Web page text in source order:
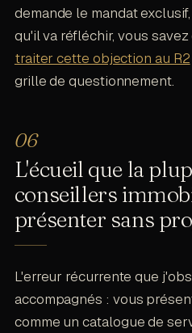
demande le mandat
qu'il va réfléchir, vous
traiter cette objection au R2
grille de questionnement.
L'écueil que la
conseillers
présenter sans
L'erreur récurrente que
accompagnés : vous
comme un catalogue de